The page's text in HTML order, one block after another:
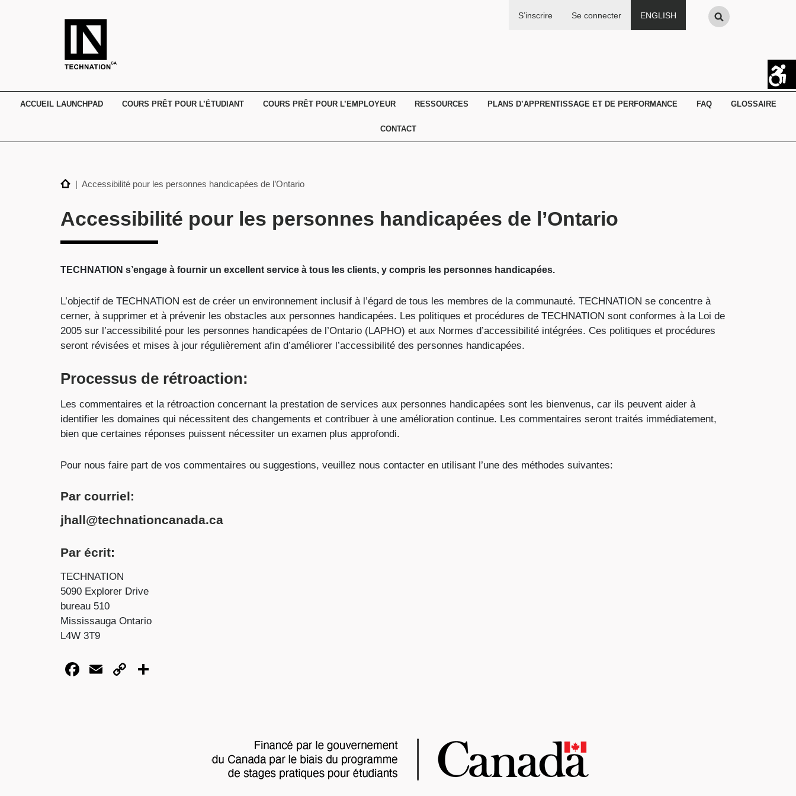
TECHNATION
Employer
Readiness
Program
S’inscrire Se connecter ENGLISH
Search
ACCUEIL LAUNCHPAD COURS PRÊT POUR L’ÉTUDIANT COURS PRÊT POUR L’EMPLOYEUR RESSOURCES PLANS D’APPRENTISSAGE ET DE PERFORMANCE FAQ GLOSSAIRE
CONTACT
Home| Accessibilité pour les personnes handicapées de l’Ontario
Accessibilité pour les personnes handicapées de l’Ontario
TECHNATION s’engage à fournir un excellent service à tous les clients, y compris les personnes handicapées.
L’objectif de TECHNATION est de créer un environnement inclusif à l’égard de tous les membres de la communauté. TECHNATION se concentre à
cerner, à supprimer et à prévenir les obstacles aux personnes handicapées. Les politiques et procédures de TECHNATION sont conformes à la Loi de
2005 sur l’accessibilité pour les personnes handicapées de l’Ontario (LAPHO) et aux Normes d’accessibilité intégrées. Ces politiques et procédures
seront révisées et mises à jour régulièrement afin d’améliorer l’accessibilité des personnes handicapées.
Processus de rétroaction:
Les commentaires et la rétroaction concernant la prestation de services aux personnes handicapées sont les bienvenus, car ils peuvent aider à
identifier les domaines qui nécessitent des changements et contribuer à une amélioration continue. Les commentaires seront traités immédiatement,
bien que certaines réponses puissent nécessiter un examen plus approfondi.
Pour nous faire part de vos commentaires ou suggestions, veuillez nous contacter en utilisant l’une des méthodes suivantes:
Par courriel:
jhall@technationcanada.ca
Par écrit:
TECHNATION
5090 Explorer Drive
bureau 510
Mississauga Ontario
L4W 3T9
Facebook
EmailCopy